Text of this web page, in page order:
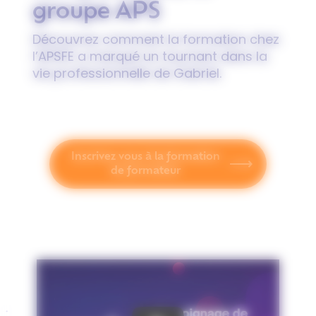
groupe APS
Découvrez comment la formation chez
l’APSFE a marqué un tournant dans la
vie professionnelle de Gabriel.
Inscrivez vous à la formation
de formateur